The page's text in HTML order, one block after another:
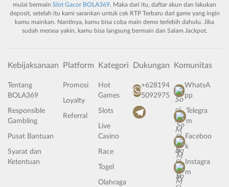
mulai bermain Slot Gacor BOLA369. Maka dari itu, daftar akun dan lakukan
deposit, setelah itu kami sarankan untuk cek RTP Terbaru dari game yang ingin
kamu mainkan. Nantinya, kamu bisa coba main demo terlebih dahulu. Jika
sudah merasa yakin, kamu bisa langsung bermain dan Salam Jackpot.
Kebijaksanaan
Tentang
BOLA369
Responsible
Gambling
Pusat Bantuan
Syarat dan
Ketentuan
Platform
Promosi
Loyalty
Referral
Kategori
Hot
Games
Slots
Live
Casino
Race
Togel
Olahraga
Dukungan
+628194
5092975
Komunitas
WhatsA
pp
Telegra
m
Faceboo
k
Instagra
m